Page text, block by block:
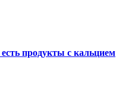
продукты с кальцием